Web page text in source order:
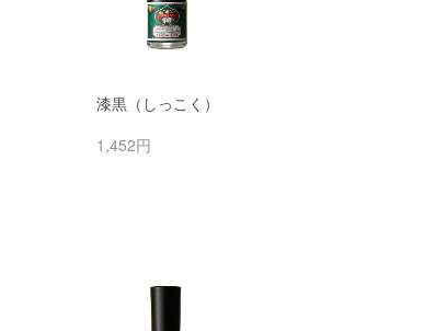
漆黒（しっこく）
1,452円